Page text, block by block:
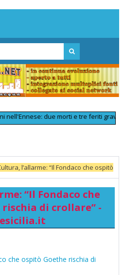
due morti e tre feriti gravi >>
l’allarme: “Il Fondaco che ospitò
“Il Fondaco che
di crollare” -
che ospitò Goethe rischia di